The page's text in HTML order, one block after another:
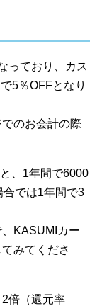
っており、カス
5％OFFとなり
のお会計の際
、1年間で6000
合では1年間で3
KASUMIカー
みてくださ
倍（還元率